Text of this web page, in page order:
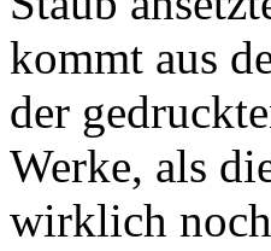
kommt aus
der
Werke, als
wirklich